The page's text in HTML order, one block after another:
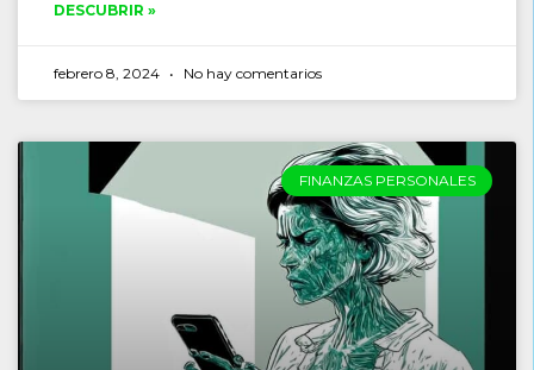
DESCUBRIR »
febrero 8, 2024 No hay comentarios
FINANZAS PERSONALES